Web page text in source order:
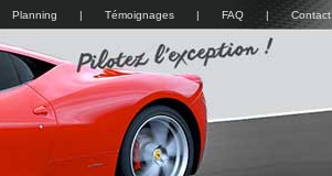
Planning | Témoignages | FAQ | Contact